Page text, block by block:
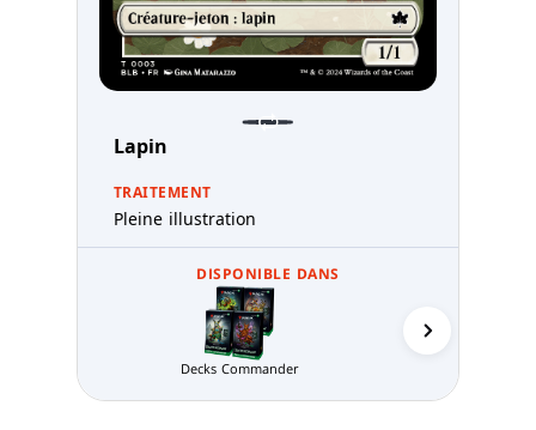
Lapin
TRAITEMENT
Pleine illustration
DISPONIBLE DANS
Decks Commander